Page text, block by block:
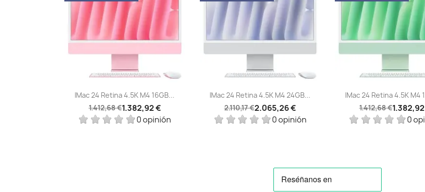
Vista rápida
IMac 24 Retina 4.5K M4 16GB...
1.412,68 €1.382,92 €
0 opinión
Vista rápida
IMac 24 Retina 4.5K M4 24GB...
2.110,17 €2.065,26 €
0 opinión
Vista rápida
IMac 24 Retina 4.5K M4
1.412,68 €
0